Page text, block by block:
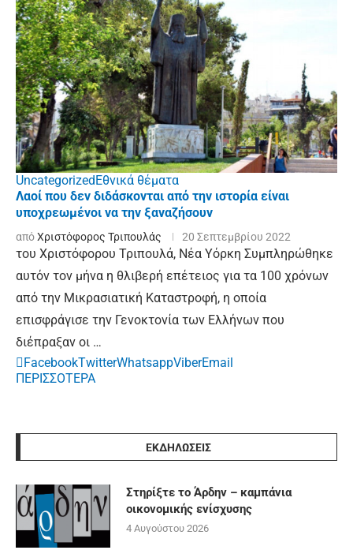
UncategorizedΕθνικά θέματα
Λαοί που δεν διδάσκονται από την ιστορία είναι
υποχρεωμένοι να την ξαναζήσουν
απόΧριστόφορος Τριπουλάς 20 Σεπτεμβρίου 2022
του Χριστόφορου Τριπουλά, Νέα Υόρκη Συμπληρώθηκε
αυτόν τον μήνα η θλιβερή επέτειος για τα 100 χρόνων
από την Μικρασιατική Καταστροφή, η οποία
επισφράγισε την Γενοκτονία των Ελλήνων που
διέπραξαν οι …
FacebookTwitterWhatsappViberEmail
ΠΕΡΙΣΣΟΤΕΡΑ
ΕΚΔΗΛΩΣΕΙΣ
Στηρίξτε το Άρδην – καμπάνια
οικονομικής ενίσχυσης
4 Αυγούστου 2026